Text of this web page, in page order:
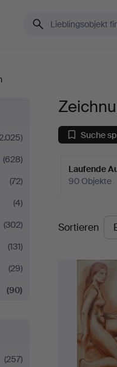
(628)
(72)
(4)
(302)
(131)
(29)
(90)
(257)
Suche
Laufende
90 Objekte
Sortieren